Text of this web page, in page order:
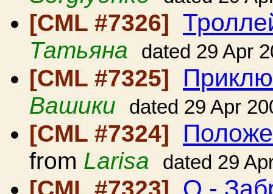
[CML #7326]
Татьяна dated 29 Apr
[CML #7325]
Вашики dated 29 Apr
[CML #7324]
from Larisa dated 29